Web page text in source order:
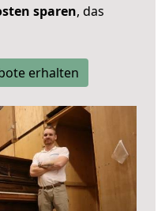
sparen, das
erhalten